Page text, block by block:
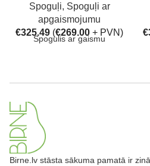
Spoguļi, Spoguļi ar
apgaismojumu
€325.49 (€269.00 + PVN)
Spogulis ar gaismu
€
Birne.lv stāsta sākuma pamatā ir